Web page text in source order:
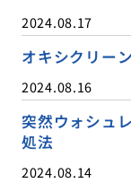
2024.08.17
オキシクリー
2024.08.16
突然ウォシュ
処法
2024.08.14